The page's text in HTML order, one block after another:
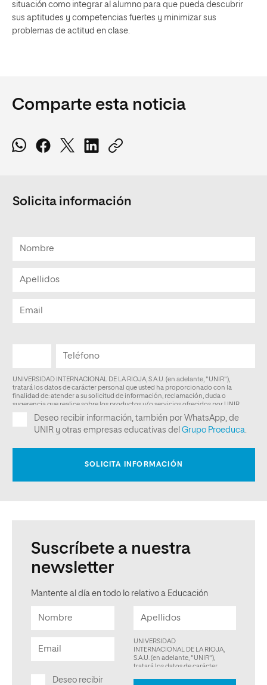
situación como integrar al alumno para que pueda descubrir
sus aptitudes y competencias fuertes y minimizar sus
problemas de actitud en clase.
Comparte esta noticia
Solicita información
Suscríbete a nuestra
newsletter
Mantente al día en todo lo relativo a Educación